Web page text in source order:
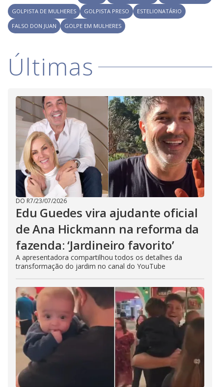
i
o
GOLPISTA DE MULHERES
GOLPISTA PRESO
ESTELIONATÁRIO
FALSO DON JUAN
GOLPE EM MULHERES
Últimas
DO R7/23/07/2026
Edu Guedes vira ajudante oficial
de Ana Hickmann na reforma da
fazenda: ‘Jardineiro favorito’
A apresentadora compartilhou todos os detalhes da
transformação do jardim no canal do YouTube